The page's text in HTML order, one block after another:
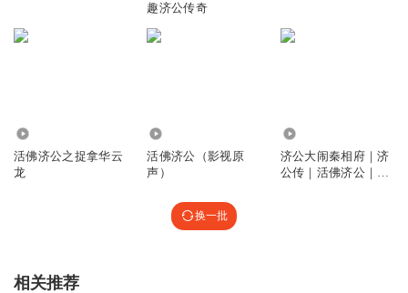
趣济公传奇
活佛济公之捉拿华云
龙
活佛济公（影视原
声）
济公大闹秦相府｜济
公传｜活佛济公｜爆
换一批
相关推荐